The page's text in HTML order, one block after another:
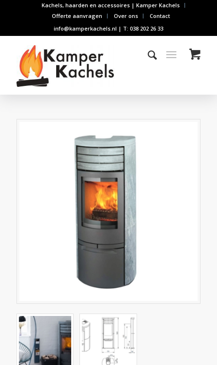
Kachels, haarden en accessoires | Kamper Kachels
Offerte aanvragen
Over ons
Contact
info@kamperkachels.nl | T: 038 202 26 33